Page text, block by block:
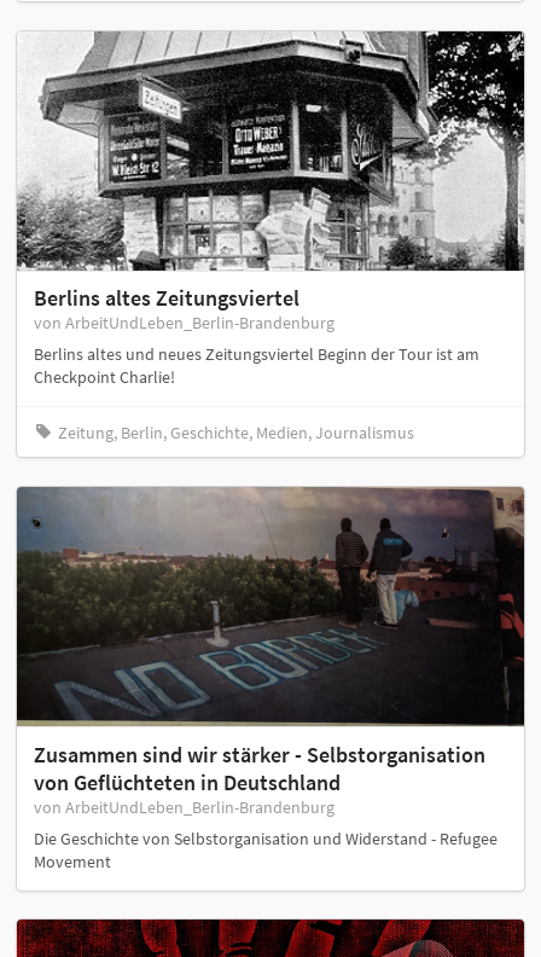
Berlins altes Zeitungsviertel
von ArbeitUndLeben_Berlin-Brandenburg
Berlins altes und neues Zeitungsviertel Beginn der Tour ist am
Checkpoint Charlie!
Zeitung, Berlin, Geschichte, Medien, Journalismus
Zusammen sind wir stärker - Selbstorganisation
von Geflüchteten in Deutschland
von ArbeitUndLeben_Berlin-Brandenburg
Die Geschichte von Selbstorganisation und Widerstand - Refugee
Movement